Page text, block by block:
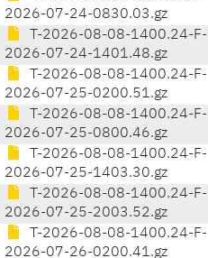
2026-07-24-0830.03.gz
T-2026-08-08-1400.24-F-
2026-07-24-1401.48.gz
T-2026-08-08-1400.24-F-
2026-07-25-0200.51.gz
T-2026-08-08-1400.24-F-
2026-07-25-0800.46.gz
T-2026-08-08-1400.24-F-
2026-07-25-1403.30.gz
T-2026-08-08-1400.24-F-
2026-07-25-2003.52.gz
T-2026-08-08-1400.24-F-
2026-07-26-0200.41.gz